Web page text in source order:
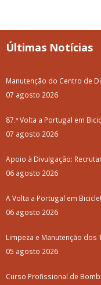
Últimas Notícias
Manutenção do Centro de
07 agosto 2026
87.ª Volta a Portugal em
07 agosto 2026
Apoio à Divulgação:
06 agosto 2026
A Volta a Portugal em
06 agosto 2026
Limpeza e Manutenção dos
05 agosto 2026
Curso Profissional de